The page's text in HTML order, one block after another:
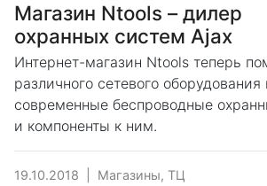
Магазин Ntools – дилер
охранных систем Ajax
Интернет-магазин Ntools теперь
различного сетевого
современные беспроводные
и компоненты к ним.
19.10.2018 Магазины, ТЦ